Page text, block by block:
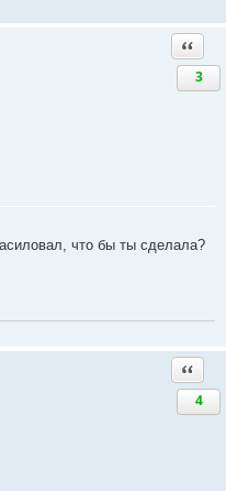
3
что бы ты сделала?
4